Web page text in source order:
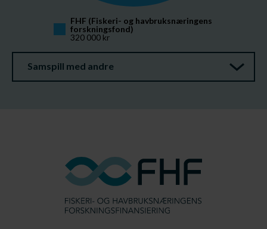
FHF (Fiskeri- og havbruksnæringens
forskningsfond)
320 000 kr
Samspill med andre